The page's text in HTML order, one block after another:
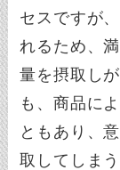
セスですが
れるため、
量を摂取し
も、商品に
ともあり、
取してしま